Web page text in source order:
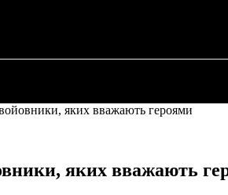
яких вважають героями
яких вважають